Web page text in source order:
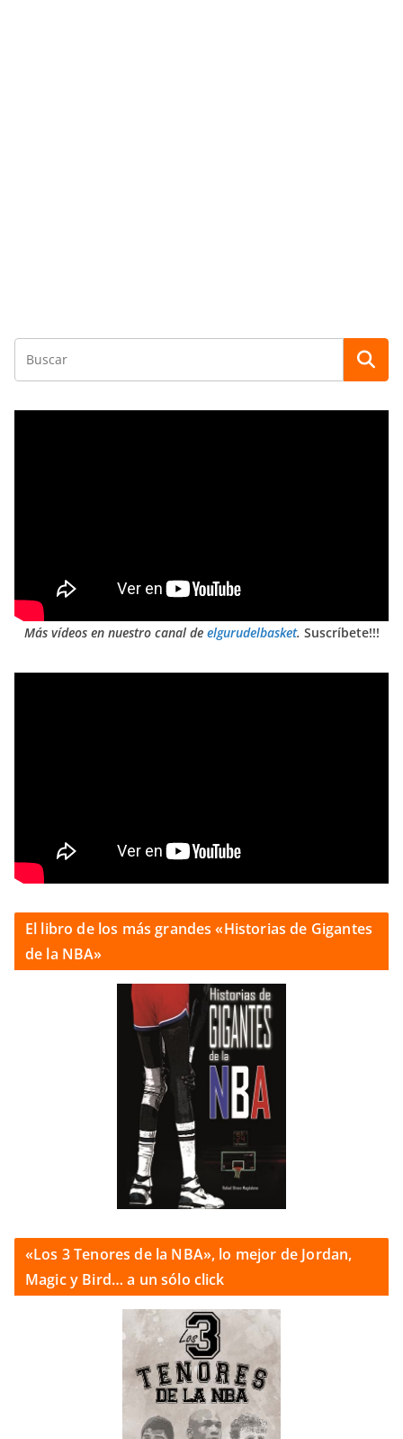
Más vídeos en nuestro canal de elgurudelbasket. Suscríbete!!!
El libro de los más grandes «Historias de Gigantes
de la NBA»
«Los 3 Tenores de la NBA», lo mejor de Jordan,
Magic y Bird… a un sólo click